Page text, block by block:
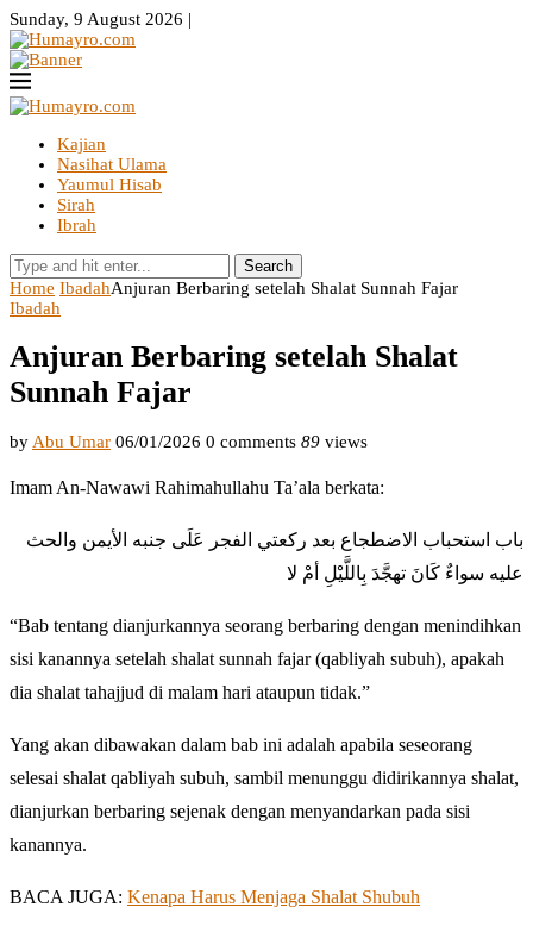
Sunday, 9 August 2026 |
Kajian
Nasihat Ulama
Yaumul Hisab
Sirah
Ibrah
Search
Home IbadahAnjuran Berbaring setelah Shalat Sunnah Fajar
Ibadah
Anjuran Berbaring setelah Shalat
Sunnah Fajar
by Abu Umar 06/01/2026 0 comments 89 views
Imam An-Nawawi Rahimahullahu Ta’ala berkata:
باب استحباب الاضطجاع بعد ركعتي الفجر عَلَى جنبه الأيمن والحث
عليه سواءٌ كَانَ تهجَّدَ بِاللَّيْلِ أمْ لا
“Bab tentang dianjurkannya seorang berbaring dengan menindihkan
sisi kanannya setelah shalat sunnah fajar (qabliyah subuh), apakah
dia shalat tahajjud di malam hari ataupun tidak.”
Yang akan dibawakan dalam bab ini adalah apabila seseorang
selesai shalat qabliyah subuh, sambil menunggu didirikannya shalat,
dianjurkan berbaring sejenak dengan menyandarkan pada sisi
kanannya.
BACA JUGA: Kenapa Harus Menjaga Shalat Shubuh